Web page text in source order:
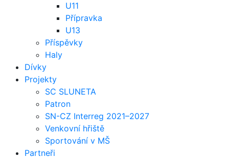
U11
Přípravka
U13
Příspěvky
Haly
Dívky
Projekty
SC SLUNETA
Patron
SN-CZ Interreg 2021–2027
Venkovní hřiště
Sportování v MŠ
Partneři